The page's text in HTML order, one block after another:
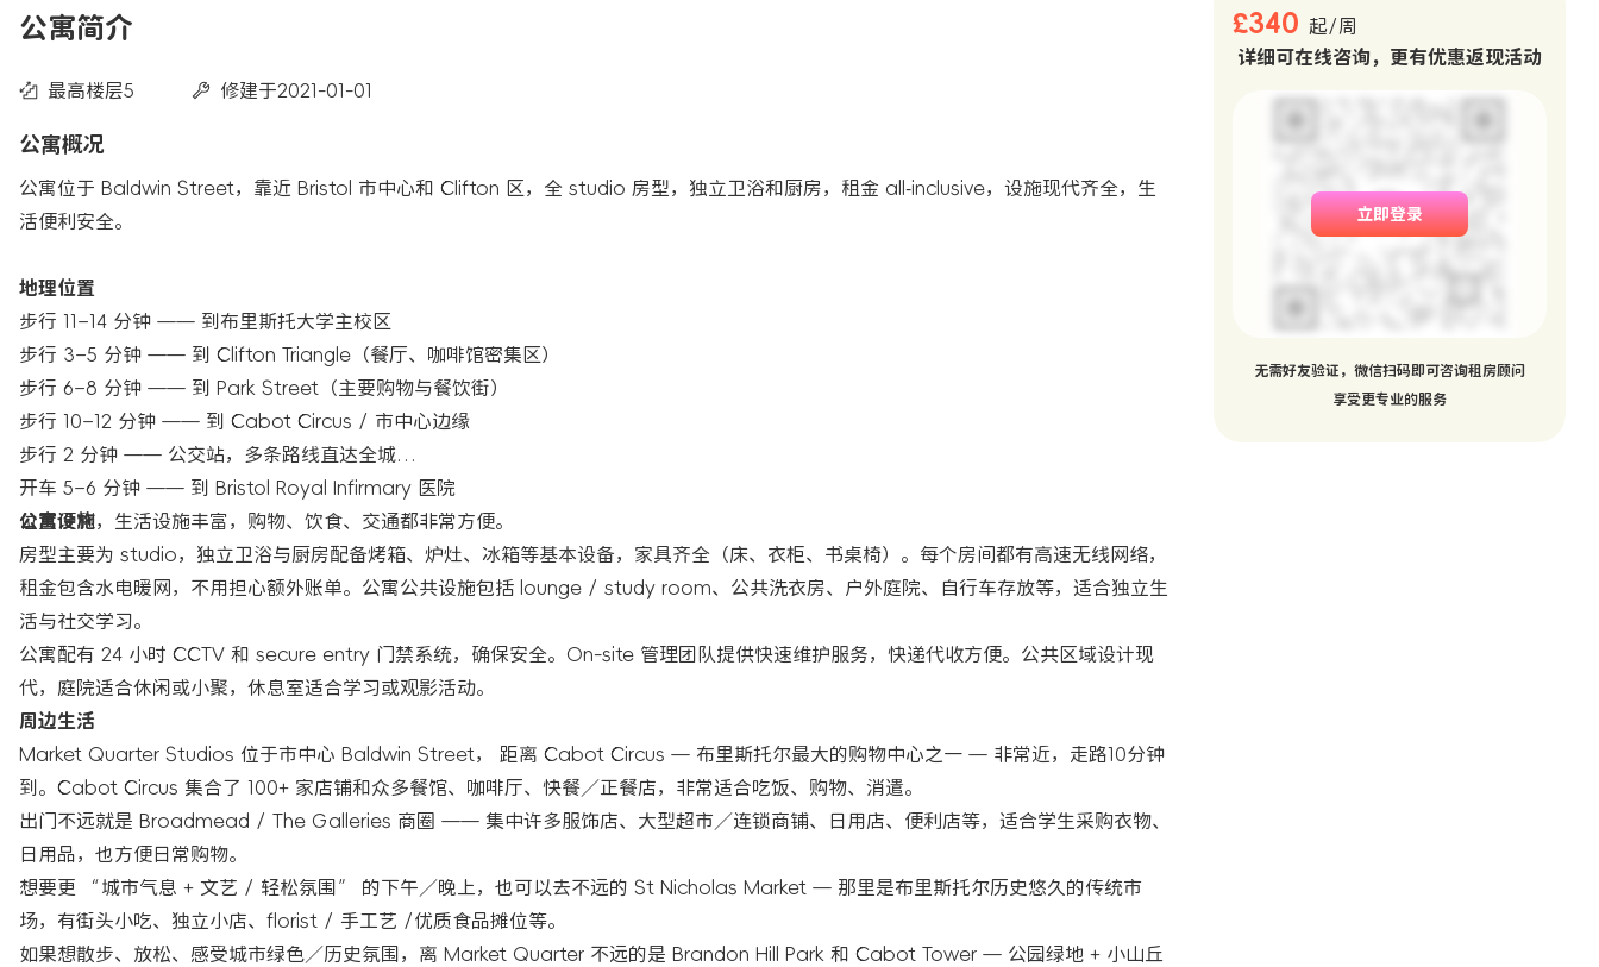
公寓简介
最高楼层5 修建于2021-01-01
公寓概况
公寓位于 Baldwin Street，靠近 Bristol 市中心和 Clifton 区，全 studio 房型，独立卫浴和厨房，租金 all‑inclusive，设施现代齐全，生
活便利安全。
地理位置
步行 11–14 分钟 —— 到布里斯托大学主校区
步行 3–5 分钟 —— 到 Clifton Triangle（餐厅、咖啡馆密集区）
步行 6–8 分钟 —— 到 Park Street（主要购物与餐饮街）
步行 10–12 分钟 —— 到 Cabot Circus / 市中心边缘
步行 2 分钟 —— 公交站，多条路线直达全城
开车 5–6 分钟 —— 到 Bristol Royal Infirmary 医院
位置便利，生活设施丰富，购物、饮食、交通都非常方便。
公寓设施
房型主要为 studio，独立卫浴与厨房配备烤箱、炉灶、冰箱等基本设备，家具齐全（床、衣柜、书桌椅）。每个房间都有高速无线网络，
租金包含水电暖网，不用担心额外账单。公寓公共设施包括 lounge / study room、公共洗衣房、户外庭院、自行车存放等，适合独立生
活与社交学习。
公寓配有 24 小时 CCTV 和 secure entry 门禁系统，确保安全。On-site 管理团队提供快速维护服务，快递代收方便。公共区域设计现
代，庭院适合休闲或小聚，休息室适合学习或观影活动。
周边生活
Market Quarter Studios 位于市中心 Baldwin Street， 距离 Cabot Circus — 布里斯托尔最大的购物中心之一 — 非常近，走路10分钟
到。Cabot Circus 集合了 100+ 家店铺和众多餐馆、咖啡厅、快餐／正餐店，非常适合吃饭、购物、消遣。
出门不远就是 Broadmead / The Galleries 商圈 —— 集中许多服饰店、大型超市／连锁商铺、日用店、便利店等，适合学生采购衣物、
日用品，也方便日常购物。
想要更 “城市气息 + 文艺 / 轻松氛围” 的下午／晚上，也可以去不远的 St Nicholas Market — 那里是布里斯托尔历史悠久的传统市
场，有街头小吃、独立小店、florist / 手工艺 /优质食品摊位等。
如果想散步、放松、感受城市绿色／历史氛围，离 Market Quarter 不远的是 Brandon Hill Park 和 Cabot Tower — 公园绿地 + 小山丘
£340
起/周
详细可在线咨询，更有优惠返现活动
立即登录
无需好友验证，微信扫码即可咨询租房顾问
享受更专业的服务